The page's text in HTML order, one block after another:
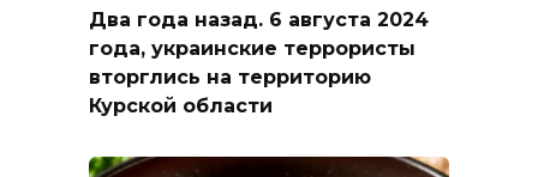
Два года назад. 6 августа 2024
года, украинские террористы
вторглись на территорию
Курской области